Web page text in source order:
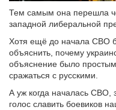
Тем самым она перешла
западной либеральной
Хотя ещё до начала СВО
объяснить, почему
объяснение было
сражаться с русскими.
А уж когда началась
голос славить боевиков